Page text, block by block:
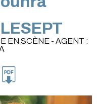
LESEPT
EN SCÈNE - AGENT :